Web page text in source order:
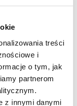
treści
i
o tym, jak
partnerom
z innymi danymi